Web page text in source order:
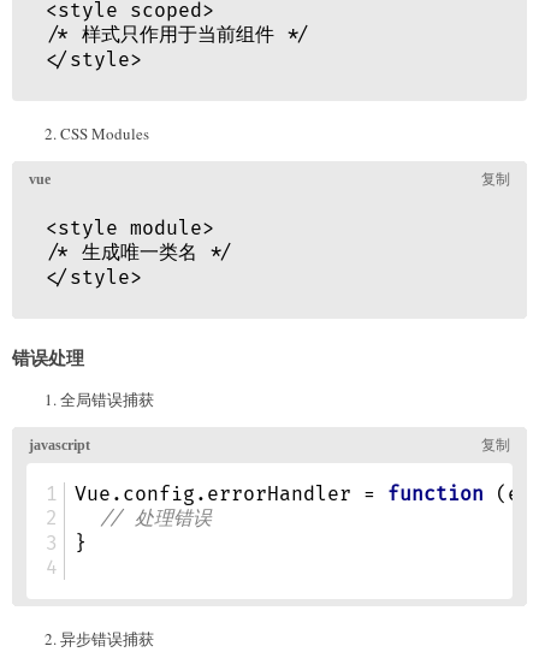
CSS Modules
错误处理
全局错误捕获
异步错误捕获